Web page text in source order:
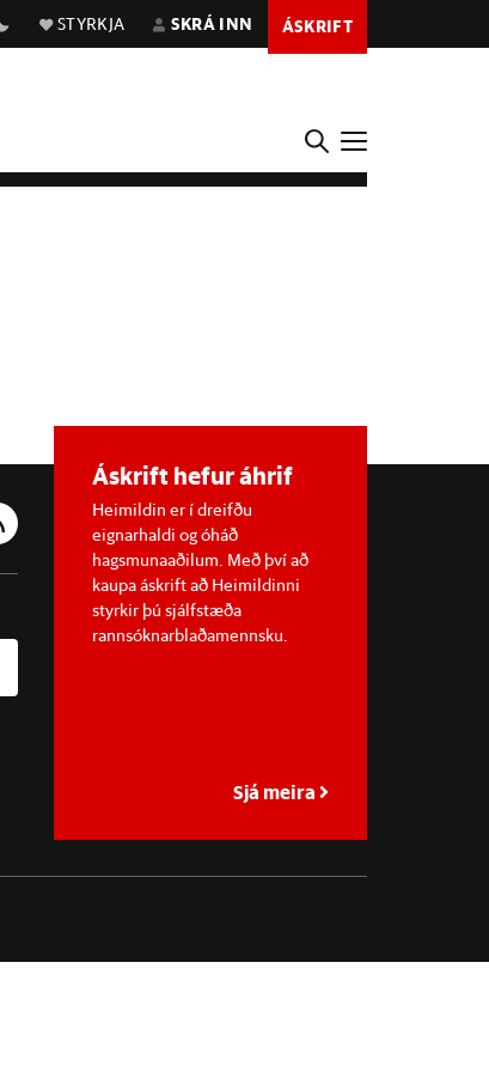
STYRKJA SKRÁ INN ÁSKRIFT
Áskrift hefur áhrif
Heimildin er í dreifðu
eignarhaldi og óháð
hagsmunaaðilum. Með því að
kaupa áskrift að Heimildinni
styrkir þú sjálfstæða
rannsóknarblaðamennsku.
Sjá meira